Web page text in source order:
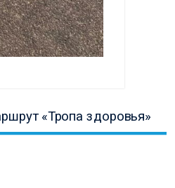
«Тропа здоровья»